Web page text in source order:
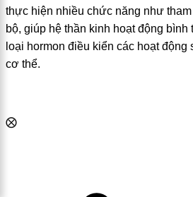
thực hiện nhiều chức năng như
bộ, giúp hệ thần kinh hoạt động
loại hormon điều kiển các hoạt động
cơ thể.
⨂